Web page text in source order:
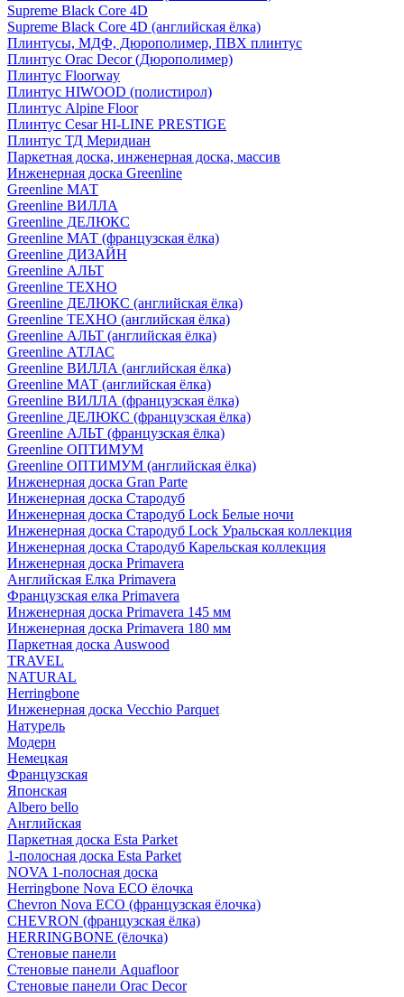
Supreme Black Core 4D
Supreme Black Core 4D (английская ёлка)
Плинтусы, МДФ, Дюрополимер, ПВХ плинтус
Плинтус Orac Decor (Дюрополимер)
Плинтус Floorway
Плинтус HIWOOD (полистирол)
Плинтус Alpine Floor
Плинтус Cesar HI-LINE PRESTIGE
Плинтус ТД Меридиан
Паркетная доска, инженерная доска, массив
Инженерная доска Greenline
Greenline МАТ
Greenline ВИЛЛА
Greenline ДЕЛЮКС
Greenline МАТ (французская ёлка)
Greenline ДИЗАЙН
Greenline АЛЬТ
Greenline ТЕХНО
Greenline ДЕЛЮКС (английская ёлка)
Greenline ТЕХНО (английская ёлка)
Greenline АЛЬТ (английская ёлка)
Greenline АТЛАС
Greenline ВИЛЛА (английская ёлка)
Greenline МАТ (английская ёлка)
Greenline ВИЛЛА (французская ёлка)
Greenline ДЕЛЮКС (французская ёлка)
Greenline АЛЬТ (французская ёлка)
Greenline ОПТИМУМ
Greenline ОПТИМУМ (английская ёлка)
Инженерная доска Gran Parte
Инженерная доска Стародуб
Инженерная доска Стародуб Lock Белые ночи
Инженерная доска Стародуб Lock Уральская коллекция
Инженерная доска Стародуб Карельская коллекция
Инженерная доска Primavera
Английская Елка Primavera
Французская елка Primavera
Инженерная доска Primavera 145 мм
Инженерная доска Primavera 180 мм
Паркетная доска Auswood
TRAVEL
NATURAL
Herringbone
Инженерная доска Vecchio Parquet
Натурель
Модерн
Немецкая
Французская
Японская
Albero bello
Английская
Паркетная доска Esta Parket
1-полосная доска Esta Parket
NOVA 1-полосная доска
Herringbone Nova ECO ёлочка
Chevron Nova ECO (французская ёлочка)
CHEVRON (французская ёлка)
HERRINGBONE (ёлочка)
Стеновые панели
Стеновые панели Aquafloor
Стеновые панели Orac Decor